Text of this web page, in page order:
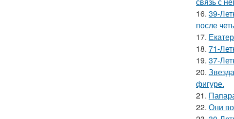
16. 39-
после
17.
18. 71-
19. 37-
20.
фигуре.
21.
22. Они